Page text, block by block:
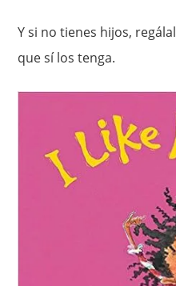
Y si no tienes hijos,
que sí los tenga.